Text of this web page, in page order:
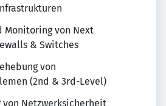
Monitoring von Next
& Switches
von
(2nd & 3rd-Level)
Netzwerksicherheit